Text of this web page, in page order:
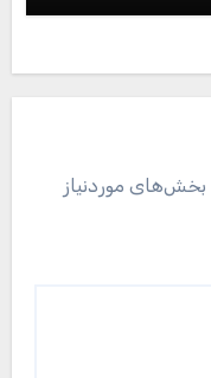
بخش‌های موردنیاز